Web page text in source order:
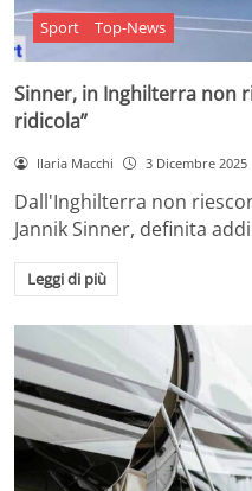
Sport Top-News
Sinner, in Inghilterra non
ridicola”
Ilaria Macchi 3 Dicembre 2025
Dall'Inghilterra non
Jannik Sinner, definita
Leggi di più